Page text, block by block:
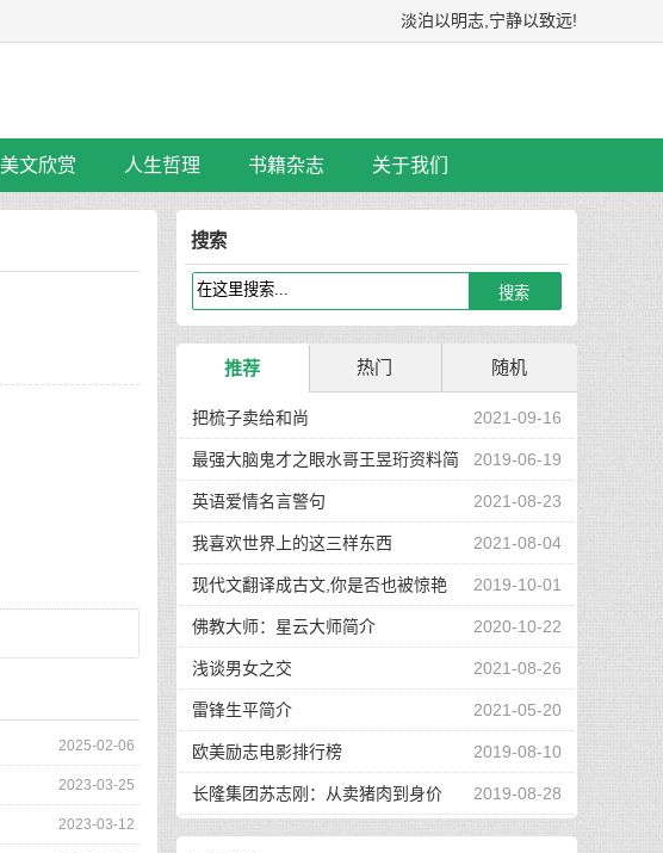
淡泊以明志,宁静以致远!
美文欣赏 人生哲理 书籍杂志 关于我们
2025-02-06
2023-03-25
2023-03-12
搜索
推荐 热门 随机
2021-09-16
把梳子卖给和尚
2019-06-19
最强大脑鬼才之眼水哥王昱珩资料简
介 2021-08-23
英语爱情名言警句
2021-08-04
我喜欢世界上的这三样东西
2019-10-01
现代文翻译成古文,你是否也被惊艳
到了 2020-10-22
佛教大师：星云大师简介
2021-08-26
浅谈男女之交
2021-05-20
雷锋生平简介
2019-08-10
欧美励志电影排行榜
2019-08-28
长隆集团苏志刚：从卖猪肉到身价
130亿，他的秘诀是？